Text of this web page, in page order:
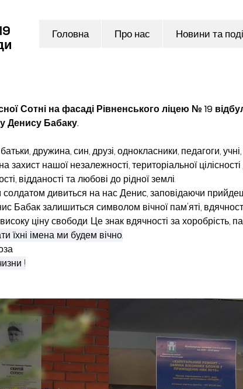
Головна Про нас Новини та
Сотні на фасаді Рівненського ліцею № 19
Денису Бабаку.
дружина, син, друзі, однокласники, педагоги, учні,
нашої незалежності, територіальної
відданості та любові до рідної землі.
дивиться на нас Денис, заповідаючи
Бабак залишиться символом вічної пам'яті,
ціну свободи. Це знак вдячності за хоробрість,
їхні імена ми будем вічно.
!